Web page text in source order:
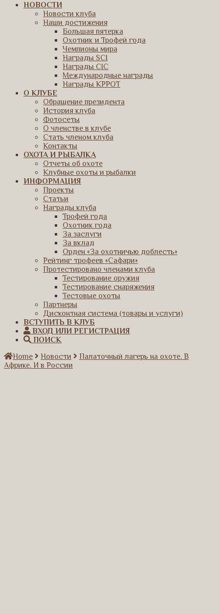
НОВОСТИ
Новости клуба
Наши достижения
Большая пятерка
Охотник и Трофей года
Чемпионы мира
Награды SCI
Награды CIC
Международные награды
Награды КРРОТ
О КЛУБЕ
Обращение президента
История клуба
Фотосеты
О членстве в клубе
Стать членом клуба
Контакты
ОХОТА И РЫБАЛКА
Отчеты об охоте
Клубные охоты и рыбалки
ИНФОРМАЦИЯ
Проекты
Статьи
Награды клуба
Трофей года
Охотник года
За заслуги
За вклад
Орден «За охотничью доблесть»
Рейтинг трофеев «Сафари»
Протестировано членами клуба
Тестирование оружия
Тестирование снаряжения
Тестовые охоты
Партнеры
Дисконтная система (товары и услуги)
ВСТУПИТЬ В КЛУБ
ВХОД ИЛИ РЕГИСТРАЦИЯ
ПОИСК
Home
Новости
Палаточный лагерь на охоте. В
Африке. И в России